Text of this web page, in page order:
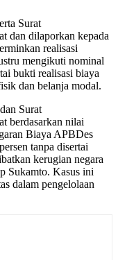
Surat
dan dilaporkan kepada
realisasi
mengikuti nominal
bukti realisasi biaya
dan belanja modal.
Surat
berdasarkan nilai
Biaya APBDes
tanpa disertai
kerugian negara
Sukamto. Kasus ini
dalam pengelolaan